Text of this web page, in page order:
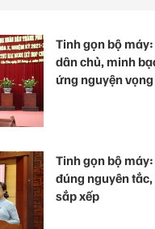
Tinh gọn bộ
dân chủ, minh
ứng nguyện
Tinh gọn bộ
đúng nguyên
sắp xếp